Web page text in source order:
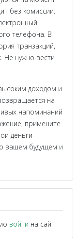
без комиссии:
телефона. В
транзакций,
Не нужно вести
доходом и
на
напоминаний
примените
деньги
вашем будущем и
войти на сайт